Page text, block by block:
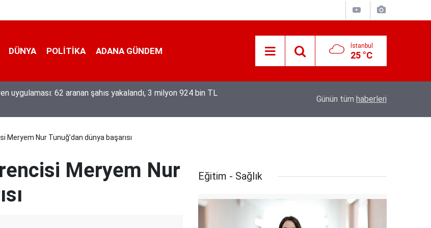
DÜNYA POLİTİKA ADANA GÜNDEM İstanbul
25 °C
mesleğin yok olmamasına karşı direniyor Hava 40, asfalt 200 derece: Adana’da
Günün tüm haberleri
Meryem Nur Tunuğ’dan dünya başarısı
Meryem Nur
Eğitim - Sağlık